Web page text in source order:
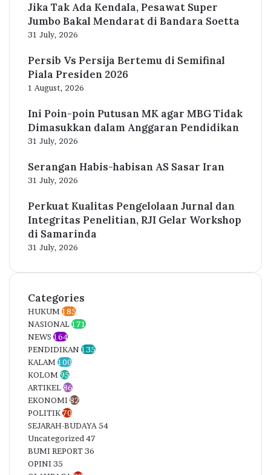
Jika Tak Ada Kendala, Pesawat Super
Jumbo Bakal Mendarat di Bandara Soetta
31 July, 2026
Persib Vs Persija Bertemu di Semifinal
Piala Presiden 2026
1 August, 2026
Ini Poin-poin Putusan MK agar MBG Tidak
Dimasukkan dalam Anggaran Pendidikan
31 July, 2026
Serangan Habis-habisan AS Sasar Iran
31 July, 2026
Perkuat Kualitas Pengelolaan Jurnal dan
Integritas Penelitian, RJI Gelar Workshop
di Samarinda
31 July, 2026
Categories
HUKUM185
NASIONAL171
NEWS 164
PENDIDIKAN135
KALAM100
KOLOM95
ARTIKEL86
EKONOMI82
POLITIK70
SEJARAH-BUDAYA 54
Uncategorized 47
BUMI REPORT36
OPINI35